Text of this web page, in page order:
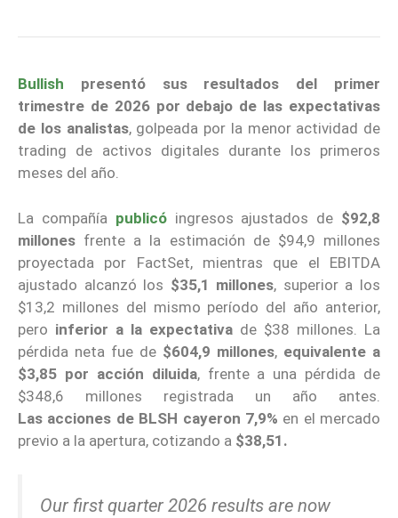
Bullish
presentó sus resultados del primer
trimestre de 2026 por debajo de las expectativas
de los analistas, golpeada por la menor actividad de
trading de activos digitales durante los primeros
meses del año.
La compañía publicó ingresos ajustados de $92,8
millones frente a la estimación de $94,9 millones
proyectada por FactSet, mientras que el EBITDA
ajustado alcanzó los $35,1 millones, superior a los
$13,2 millones del mismo período del año anterior,
pero inferior a la expectativa de $38 millones. La
pérdida neta fue de $604,9 millones, equivalente a
$3,85 por acción diluida, frente a una pérdida de
$348,6 millones registrada un año antes.
Las acciones de BLSH cayeron 7,9% en el mercado
previo a la apertura, cotizando a $38,51.
Our first quarter 2026 results are now